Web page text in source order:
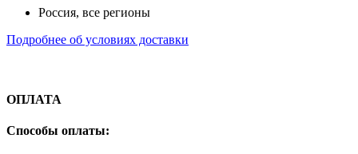
Россия, все регионы
Подробнее об условиях доставки
ОПЛАТА
Способы оплаты: